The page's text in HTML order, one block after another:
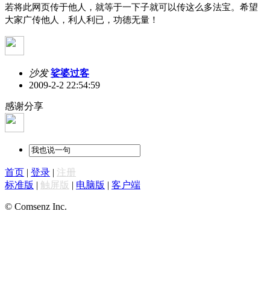
若将此网页传于他人，就等于一下子就可以传这么多法宝。希望
大家广传他人，利人利已，功德无量！
沙发 娑婆过客
2009-2-2 22:54:59
感谢分享
首页 | 登录 | 注册
标准版 | 触屏版 | 电脑版 | 客户端
© Comsenz Inc.